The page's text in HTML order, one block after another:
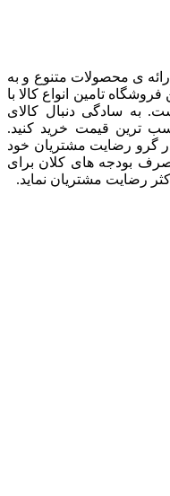
ارائه ی محصولات متنوع و به
تامین انواع کالا با
به سادگی دنبال کالای
ترین قیمت خرید کنید.
گرو رضایت مشتریان خود
بودجه های کلان برای
رضایت مشتریان نماید‌.